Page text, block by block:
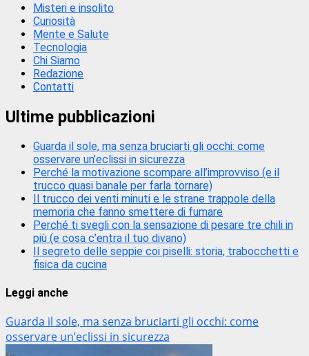
Misteri e insolito
Curiosità
Mente e Salute
Tecnologia
Chi Siamo
Redazione
Contatti
Ultime pubblicazioni
Guarda il sole, ma senza bruciarti gli occhi: come
osservare un’eclissi in sicurezza
Perché la motivazione scompare all’improvviso (e il
trucco quasi banale per farla tornare)
Il trucco dei venti minuti e le strane trappole della
memoria che fanno smettere di fumare
Perché ti svegli con la sensazione di pesare tre chili in
più (e cosa c’entra il tuo divano)
Il segreto delle seppie coi piselli: storia, trabocchetti e
fisica da cucina
Leggi anche
Guarda il sole, ma senza bruciarti gli occhi: come
osservare un’eclissi in sicurezza